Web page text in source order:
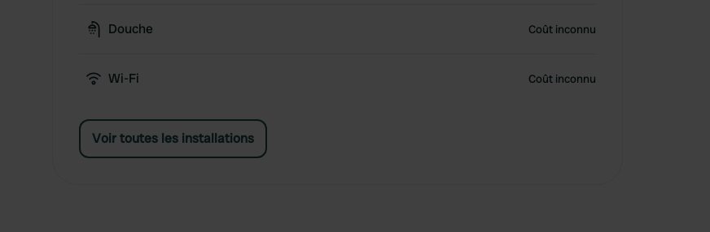
Douche Coût inconnu
Wi-Fi Coût inconnu
Voir toutes les installations